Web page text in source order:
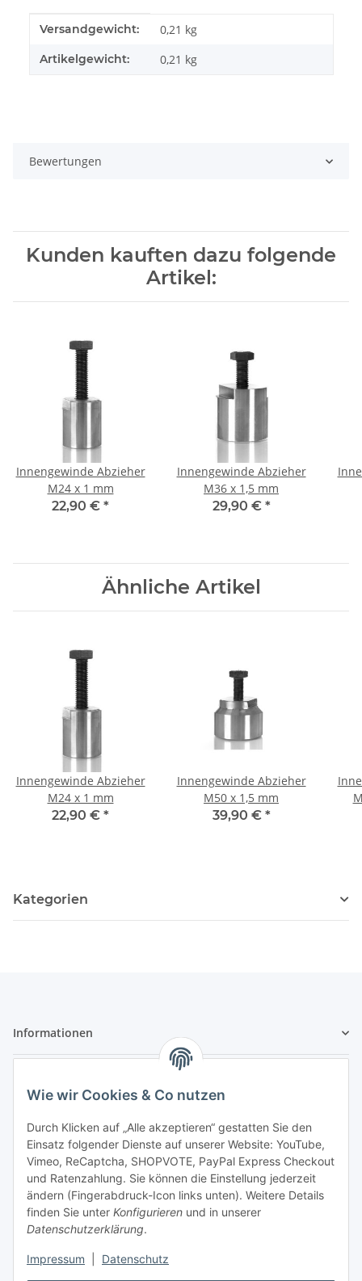
Wie wir Cookies & Co nutzen
Durch Klicken auf „Alle akzeptieren“ gestatten Sie den
Einsatz folgender Dienste auf unserer Website: YouTube,
Vimeo, ReCaptcha, SHOPVOTE, PayPal Express Checkout
und Ratenzahlung. Sie können die Einstellung jederzeit
ändern (Fingerabdruck-Icon links unten). Weitere Details
finden Sie unter Konfigurieren und in unserer
Datenschutzerklärung.
Impressum Datenschutz
Produkteigenschaft
Wert
Versandgewicht: 0,21 kg
Artikelgewicht: 0,21 kg
Bewertungen
Kunden kauften dazu folgende
Artikel:
Innengewinde Abzieher
M24 x 1 mm
22,90 € *
Innengewinde Abzieher
M36 x 1,5 mm
29,90 € *
Ähnliche Artikel
Innengewinde Abzieher
M24 x 1 mm
22,90 € *
Innengewinde Abzieher
M50 x 1,5 mm
39,90 € *
Kategorien
Informationen
- Vorkasse Zahlung
- Nachnahme